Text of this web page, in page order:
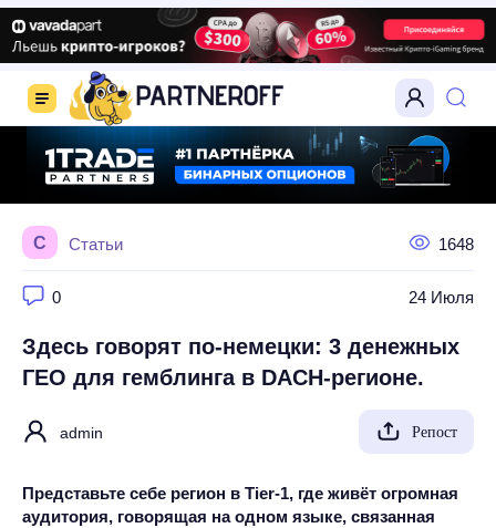
С Статьи 1648
24 Июля
0
Здесь говорят по-немецки: 3 денежных
ГЕО для гемблинга в DACH-регионе.
admin Репост
Представьте себе регион в Tier‑1, где живёт огромная
аудитория, говорящая на одном языке, связанная